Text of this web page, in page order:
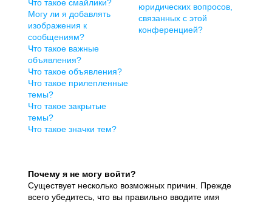
Что такое смайлики?
Могу ли я добавлять
изображения к
сообщениям?
Что такое важные
объявления?
Что такое объявления?
Что такое прилепленные
темы?
Что такое закрытые
темы?
Что такое значки тем?
юридических вопросов,
связанных с этой
конференцией?
Почему я не могу войти?
Существует несколько возможных причин. Прежде
всего убедитесь, что вы правильно вводите имя